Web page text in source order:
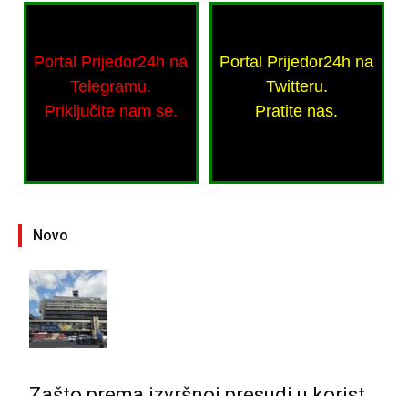
Portal Prijedor24h na
Telegramu.
Priključite nam se.
Portal Prijedor24h na
Twitteru.
Pratite nas.
Novo